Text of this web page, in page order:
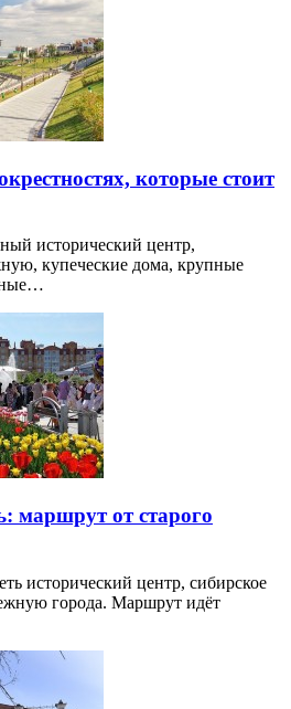
которые стоит
исторический центр,
купеческие дома, крупные
маршрут от старого
исторический центр, сибирское
города. Маршрут идёт